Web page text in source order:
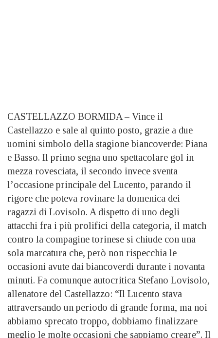
CASTELLAZZO BORMIDA – Vince il
Castellazzo e sale al quinto posto, grazie a due
uomini simbolo della stagione biancoverde: Piana
e Basso. Il primo segna uno spettacolare gol in
mezza rovesciata, il secondo invece sventa
l’occasione principale del Lucento, parando il
rigore che poteva rovinare la domenica dei
ragazzi di Lovisolo. A dispetto di uno degli
attacchi fra i più prolifici della categoria, il match
contro la compagine torinese si chiude con una
sola marcatura che, però non rispecchia le
occasioni avute dai biancoverdi durante i novanta
minuti. Fa comunque autocritica Stefano Lovisolo,
allenatore del Castellazzo: “Il Lucento stava
attraversando un periodo di grande forma, ma noi
abbiamo sprecato troppo, dobbiamo finalizzare
meglio le molte occasioni che sappiamo creare”. Il